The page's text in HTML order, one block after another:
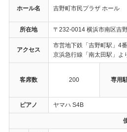
ホール名 吉野町市民プラザ ホール
所在地 〒232-0014 横浜市南区吉
アクセス
市営地下鉄「吉野町駅」4
京浜急行線「南太田駅」よ
客席数 200 専用
ピアノ ヤマハ S4B